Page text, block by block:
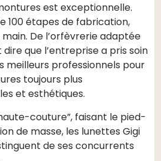
est exceptionnelle.
100 étapes de fabrication,
De l’orfèvrerie adaptée
que l’entreprise a pris soin
meilleurs professionnels pour
toujours plus
et esthétiques.
couture”, faisant le pied-
de masse, les lunettes Gigi
de ses concurrents